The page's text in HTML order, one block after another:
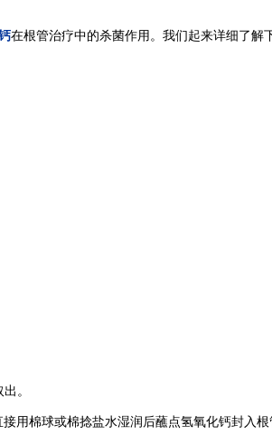
在根管治疗中的杀菌作用。我们起来详细了解
。
用棉球或棉捻盐水湿润后蘸点氢氧化钙封入根